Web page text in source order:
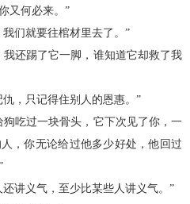
又何必来。”
们就要往棺材里去了。”
还踢了它一脚，谁知道它却救了我
，只记得住别人的恩惠。”
吃过一块骨头，它下次见了你，一
，你无论给过他多少好处，他回过
讲义气，至少比某些人讲义气。”